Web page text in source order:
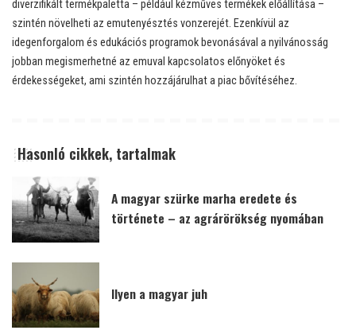
diverzifikált termékpaletta – például kézműves termékek előállítása –
szintén növelheti az emutenyésztés vonzerejét. Ezenkívül az
idegenforgalom és edukációs programok bevonásával a nyilvánosság
jobban megismerhetné az emuval kapcsolatos előnyöket és
érdekességeket, ami szintén hozzájárulhat a piac bővítéséhez.
Hasonló cikkek, tartalmak
A magyar szürke marha eredete és
története – az agrárörökség nyomában
Ilyen a magyar juh